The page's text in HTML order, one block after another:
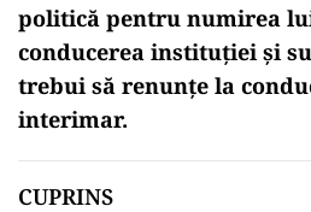
politică pentru numirea
conducerea instituției și
trebui să renunțe la
interimar.
CUPRINS